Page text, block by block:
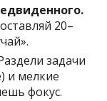
20–
задачи
и мелкие
фокус.